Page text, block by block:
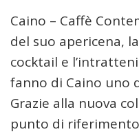
Caino – Caffè
del suo apericena,
cocktail e
fanno di Caino uno
Grazie alla nuova
punto di